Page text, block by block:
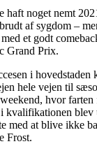
haft noget nemt
af sygdom –
et godt
Grand Prix.
i hovedstaden
hele vejen til
hvor
kvalifikationen blev
med at blive ikke
Frost.